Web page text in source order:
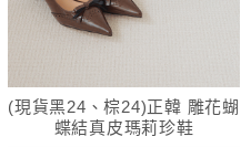
(現貨黑24、棕24)正韓 雕花蝴
蝶結真皮瑪莉珍鞋